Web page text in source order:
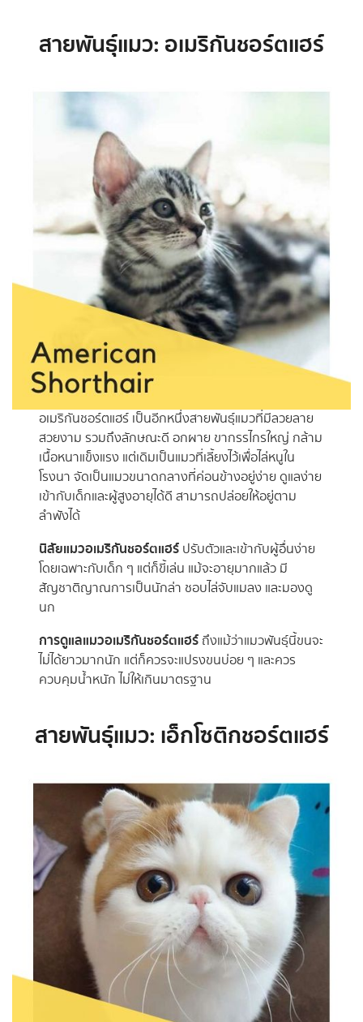
สายพันธุ์แมว: อเมริกันชอร์ตแฮร์
อเมริกันชอร์ตแฮร์ เป็นอีกหนึ่งสายพันธุ์แมวที่มีลวยลาย
สวยงาม รวมถึงลักษณะดี อกผาย ขากรรไกรใหญ่ กล้าม
เนื้อหนาแข็งแรง แต่เดิมเป็นแมวที่เลี้ยงไว้เพื่อไล่หนูใน
โรงนา จัดเป็นแมวขนาดกลางที่ค่อนข้างอยู่ง่าย ดูแลง่าย
เข้ากับเด็กและผู้สูงอายุได้ดี สามารถปล่อยให้อยู่ตาม
ลำพังได้
นิสัยแมวอเมริกันชอร์ตแฮร์ ปรับตัวและเข้ากับผู้อื่นง่าย
โดยเฉพาะกับเด็ก ๆ แต่ก็ขี้เล่น แม้จะอายุมากแล้ว มี
สัญชาติญาณการเป็นนักล่า ชอบไล่จับแมลง และมองดู
นก
การดูแลแมวอเมริกันชอร์ตแฮร์ ถึงแม้ว่าแมวพันธุ์นี้ขนจะ
ไม่ได้ยาวมากนัก แต่ก็ควรจะแปรงขนบ่อย ๆ และควร
ควบคุมน้ำหนัก ไม่ให้เกินมาตรฐาน
สายพันธุ์แมว: เอ็กโซติกชอร์ตแฮร์